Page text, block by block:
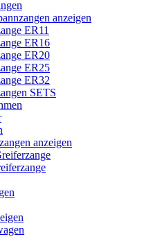
anzeigen
ER11
ER16
ER20
ER25
ER32
SETS
anzeigen